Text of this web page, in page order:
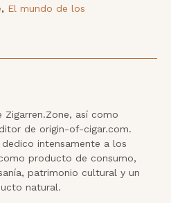
, El mundo de los
así como
de origin-of-cigar.com.
dedico intensamente a los
producto de consumo,
patrimonio cultural y un
natural.